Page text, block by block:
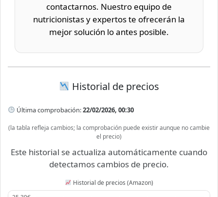
contactarnos. Nuestro equipo de
nutricionistas y expertos te ofrecerán la
mejor solución lo antes posible.
Historial de precios
Última comprobación:22/02/2026, 00:30
(la tabla refleja cambios; la comprobación puede existir aunque no cambie
el precio)
Este historial se actualiza automáticamente cuando
detectamos cambios de precio.
Historial de precios (Amazon)